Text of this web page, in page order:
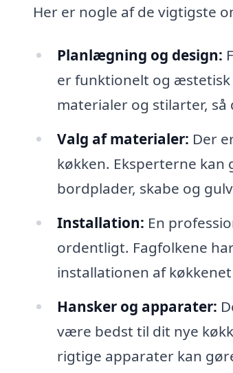
Her er nogle af de vigtigste
Planlægning og design:
er funktionelt og
materialer og stilarter, så
Valg af materialer: Der
køkken. Eksperterne kan
bordplader, skabe og
Installation: En
ordentligt. Fagfolkene
installationen af
Hansker og apparater:
være bedst til dit nye
rigtige apparater kan